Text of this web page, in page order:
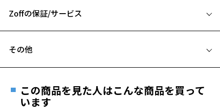
お気に入りリストはこちら
B ブリッジ(鼻部分)の横幅：20mm
フレームとレンズの合計料金を知りたい方へ
Zoffの保証/サービス
安心1 フレーム１年間品質保証
その他
ご希望のお客さまは、「レンズ交換券」をお選びのうえ、
最寄りのZoff実店舗にてレンズをお買い求めください。
※サングラスやパッケージ品では「レンズ交換券」はお選び
この商品を見た人はこんな商品を買って
います